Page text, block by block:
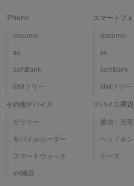
iPhone
docomo
au
SoftBank
SIMフリー
スマートフ
docomo
au
SoftBank
SIMフリー
その他デバイス
ガラケー
モバイルルーター
スマートウォッチ
VR機器
デバイス周
通信・充
ヘッドホ
ケース